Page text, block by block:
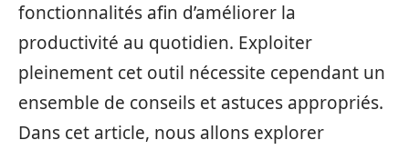
fonctionnalités afin d’améliorer la
productivité au quotidien. Exploiter
pleinement cet outil nécessite cependant un
ensemble de conseils et astuces appropriés.
Dans cet article, nous allons explorer